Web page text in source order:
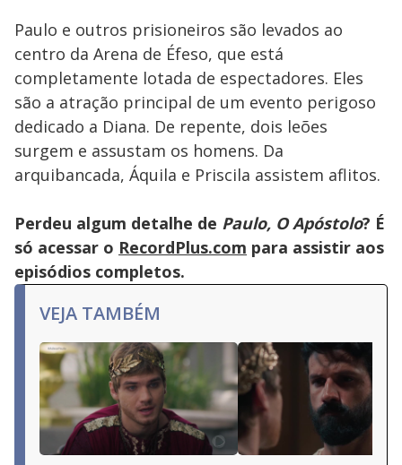
Paulo e outros prisioneiros são levados ao
centro da Arena de Éfeso, que está
completamente lotada de espectadores. Eles
são a atração principal de um evento perigoso
dedicado a Diana. De repente, dois leões
surgem e assustam os homens. Da
arquibancada, Áquila e Priscila assistem aflitos.
Perdeu algum detalhe de Paulo, O Apóstolo? É
só acessar o RecordPlus.com para assistir aos
episódios completos.
VEJA TAMBÉM